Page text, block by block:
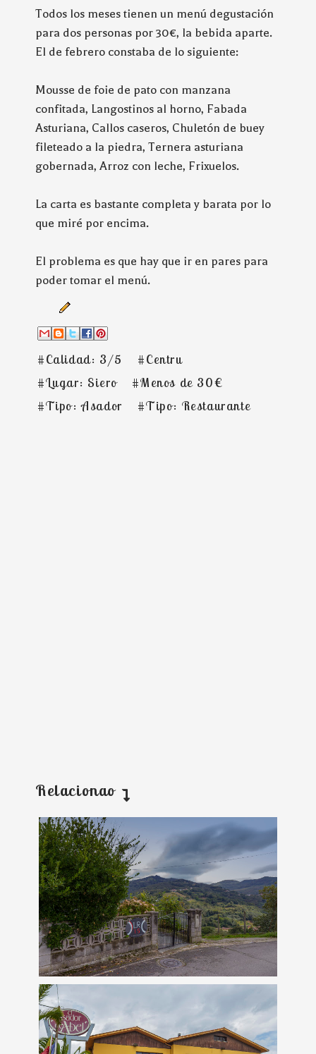
Todos los meses tienen un menú degustación
para dos personas por 30€, la bebida aparte.
El de febrero constaba de lo siguiente:
Mousse de foie de pato con manzana
confitada, Langostinos al horno, Fabada
Asturiana, Callos caseros, Chuletón de buey
fileteado a la piedra, Ternera asturiana
gobernada, Arroz con leche, Frixuelos.
La carta es bastante completa y barata por lo
que miré por encima.
El problema es que hay que ir en pares para
poder tomar el menú.
#Calidad: 3/5
#Centru
#Lugar: Siero
#Menos de 30€
#Tipo: Asador
#Tipo: Restaurante
Relacionao